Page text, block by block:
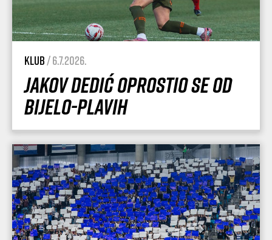
Klub/ 6.7.2026.
Jakov Dedić oprostio se od
Bijelo-plavih